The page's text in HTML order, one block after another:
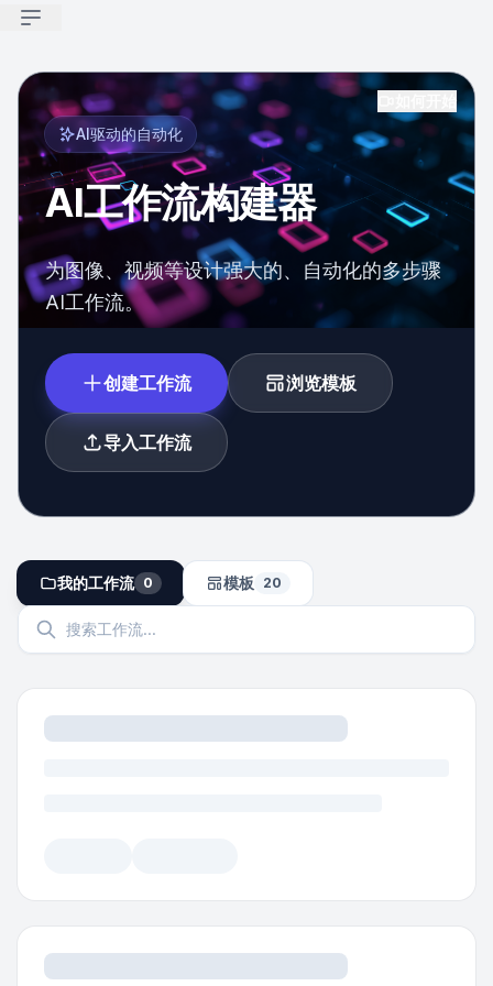
Open sidebar
AI驱动的自动化
AI工作流构建器
为图像、视频等设计强大的、自动化的多步骤
AI工作流。
创建工作流 浏览模板
导入工作流
我的工作流 0 模板 20